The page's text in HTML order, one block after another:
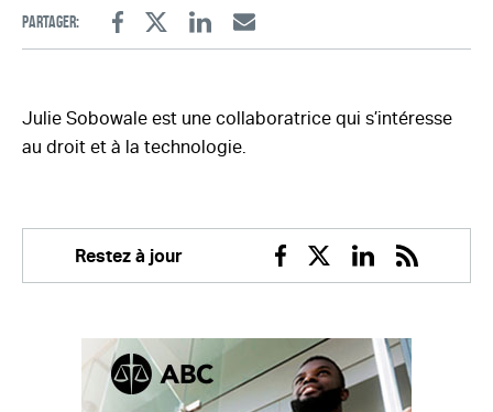
Partager:
FacebookTwitterLinkedinEmail
Julie Sobowale est une collaboratrice qui s’intéresse
au droit et à la technologie.
Restez à jour
Facebook
TwitterLinkedin
RSS